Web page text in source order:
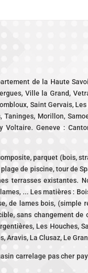
de la Haute
Ville la Grand,
Saint Gervais,
Morillon,
Geneve :
parquet (bois,
de piscine, tour de
terrasses
... Les matières :
de lames bois,
sans changement
Les Houches,
Aravis, La Clusaz, Le
carrelage pas cher